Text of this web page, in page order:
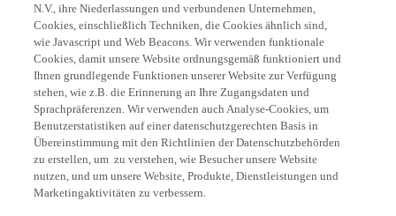
Cookies, einschließlich Techniken, die Cookies ähnlich sind,
wie Javascript und Web Beacons. Wir verwenden funktionale
Cookies, damit unsere Website ordnungsgemäß funktioniert und
Ihnen grundlegende Funktionen unserer Website zur Verfügung
stehen, wie z.B. die Erinnerung an Ihre Zugangsdaten und
Sprachpräferenzen. Wir verwenden auch Analyse-Cookies, um
Benutzerstatistiken auf einer datenschutzgerechten Basis in
Übereinstimmung mit den Richtlinien der Datenschutzbehörden
zu erstellen, um zu verstehen, wie Besucher unsere Website
nutzen, und um unsere Website, Produkte, Dienstleistungen und
Marketingaktivitäten zu verbessern.